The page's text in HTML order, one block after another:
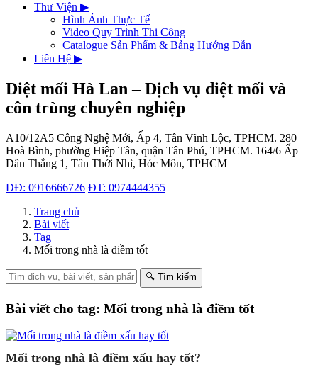
Thư Viện ▶
Hình Ảnh Thực Tế
Video Quy Trình Thi Công
Catalogue Sản Phẩm & Bảng Hướng Dẫn
Liên Hệ ▶
Diệt mối Hà Lan – Dịch vụ diệt mối và
côn trùng chuyên nghiệp
A10/12A5 Công Nghệ Mới, Ấp 4, Tân Vĩnh Lộc, TPHCM. 280
Hoà Bình, phường Hiệp Tân, quận Tân Phú, TPHCM. 164/6 Ấp
Dân Thắng 1, Tân Thới Nhì, Hóc Môn, TPHCM
DĐ: 0916666726 ĐT: 0974444355
Trang chủ
Bài viết
Tag
Mối trong nhà là điềm tốt
🔍 Tìm kiếm
Bài viết cho tag: Mối trong nhà là điềm tốt
Mối trong nhà là điềm xấu hay tốt?